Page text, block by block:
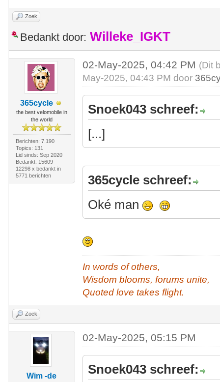
Zoek
Bedankt door: Willeke_IGKT
365cycle
the best velomobile in
the world
Berichten: 7.190
Topics: 131
Lid sinds: Sep 2020
Bedankt: 15609
12298 x bedankt in
5771 berichten
02-May-2025, 04:42 PM (Dit
May-2025, 04:43 PM door
Snoek043 schreef:
[...]
365cycle schreef:
Oké man
In words of others,
Wisdom blooms, forums unite,
Quoted love takes flight.
Zoek
Wim -de
02-May-2025, 05:15 PM
Snoek043 schreef: